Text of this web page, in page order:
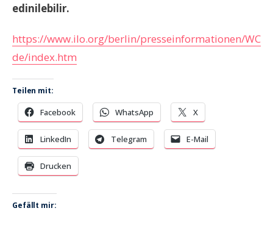
edinilebilir.
https://www.ilo.org/berlin/presseinformationen/
de/index.htm
Teilen mit:
Facebook WhatsApp X
LinkedIn Telegram E-Mail
Drucken
Gefällt mir: